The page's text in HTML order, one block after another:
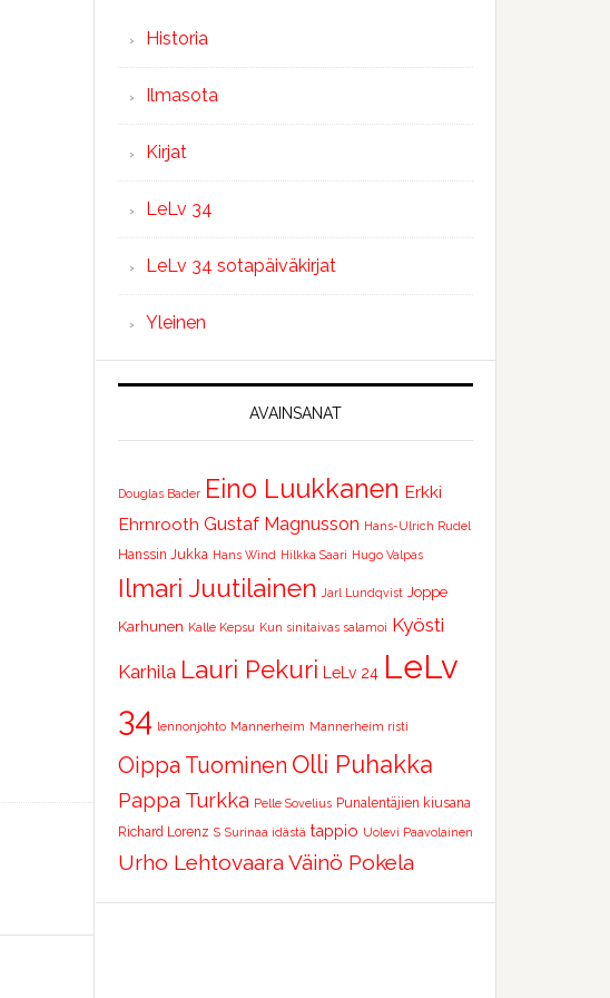
Historia
Ilmasota
Kirjat
LeLv 34
LeLv 34 sotapäiväkirjat
Yleinen
AVAINSANAT
Douglas Bader Eino Luukkanen Erkki
Ehrnrooth Gustaf Magnusson Hans-Ulrich Rudel
Hanssin Jukka Hans Wind Hilkka Saari Hugo Valpas
Ilmari Juutilainen Jarl Lundqvist Joppe
Karhunen Kalle Kepsu Kun sinitaivas salamoi Kyösti
Karhila Lauri Pekuri LeLv 24 LeLv
34 lennonjohto Mannerheim Mannerheim risti
Oippa Tuominen Olli Puhakka
Pappa Turkka Pelle Sovelius Punalentäjien kiusana
Richard Lorenz S Surinaa idästä tappio Uolevi Paavolainen
Urho Lehtovaara Väinö Pokela